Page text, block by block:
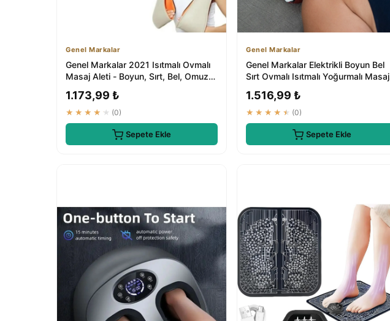
Genel Markalar
Genel Markalar 2021 Isıtmalı Ovmalı
Masaj Aleti - Boyun, Sırt, Bel, Omuz
1.173,99 ₺
★★★★★ (0)
Sepete Ekle
Genel Markalar
Genel Markalar Elektrikli Boyun Bel
Sırt Ovmalı Isıtmalı Yoğurmalı Masaj
1.516,99 ₺
★★★★★ (0)
Sepete Ekle